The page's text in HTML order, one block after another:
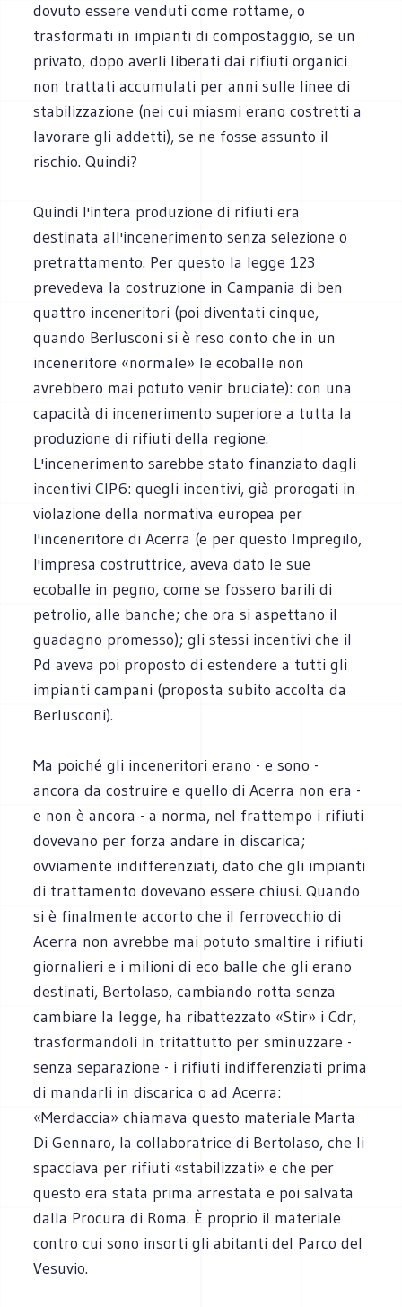
dovuto essere venduti come rottame, o
trasformati in impianti di compostaggio, se un
privato, dopo averli liberati dai rifiuti organici
non trattati accumulati per anni sulle linee di
stabilizzazione (nei cui miasmi erano costretti a
lavorare gli addetti), se ne fosse assunto il
rischio. Quindi?
Quindi l'intera produzione di rifiuti era
destinata all'incenerimento senza selezione o
pretrattamento. Per questo la legge 123
prevedeva la costruzione in Campania di ben
quattro inceneritori (poi diventati cinque,
quando Berlusconi si è reso conto che in un
inceneritore «normale» le ecoballe non
avrebbero mai potuto venir bruciate): con una
capacità di incenerimento superiore a tutta la
produzione di rifiuti della regione.
L'incenerimento sarebbe stato finanziato dagli
incentivi CIP6: quegli incentivi, già prorogati in
violazione della normativa europea per
l'inceneritore di Acerra (e per questo Impregilo,
l'impresa costruttrice, aveva dato le sue
ecoballe in pegno, come se fossero barili di
petrolio, alle banche; che ora si aspettano il
guadagno promesso); gli stessi incentivi che il
Pd aveva poi proposto di estendere a tutti gli
impianti campani (proposta subito accolta da
Berlusconi).
Ma poiché gli inceneritori erano - e sono -
ancora da costruire e quello di Acerra non era -
e non è ancora - a norma, nel frattempo i rifiuti
dovevano per forza andare in discarica;
ovviamente indifferenziati, dato che gli impianti
di trattamento dovevano essere chiusi. Quando
si è finalmente accorto che il ferrovecchio di
Acerra non avrebbe mai potuto smaltire i rifiuti
giornalieri e i milioni di eco balle che gli erano
destinati, Bertolaso, cambiando rotta senza
cambiare la legge, ha ribattezzato «Stir» i Cdr,
trasformandoli in tritattutto per sminuzzare -
senza separazione - i rifiuti indifferenziati prima
di mandarli in discarica o ad Acerra:
«Merdaccia» chiamava questo materiale Marta
Di Gennaro, la collaboratrice di Bertolaso, che li
spacciava per rifiuti «stabilizzati» e che per
questo era stata prima arrestata e poi salvata
dalla Procura di Roma. È proprio il materiale
contro cui sono insorti gli abitanti del Parco del
Vesuvio.